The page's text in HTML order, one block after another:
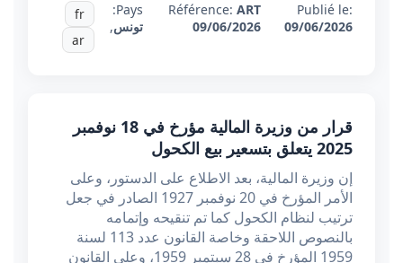
Publié le:
09/06/2026
Référence:ART
09/06/2026
Pays:
تونس,
fr
ar
قرار من وزيرة المالية مؤرخ في 18 نوفمبر
2025 يتعلق بتسعير بيع الكحول
إن وزيرة المالية، بعد الاطلاع على الدستور، وعلى
الأمر المؤرخ في 20 نوفمبر 1927 الصادر في جعل
ترتيب لنظام الكحول كما تم تنقيحه وإتمامه
بالنصوص اللاحقة وخاصة القانون عدد 113 لسنة
1959 المؤرخ في 28 سبتمبر 1959، وعلى القانون